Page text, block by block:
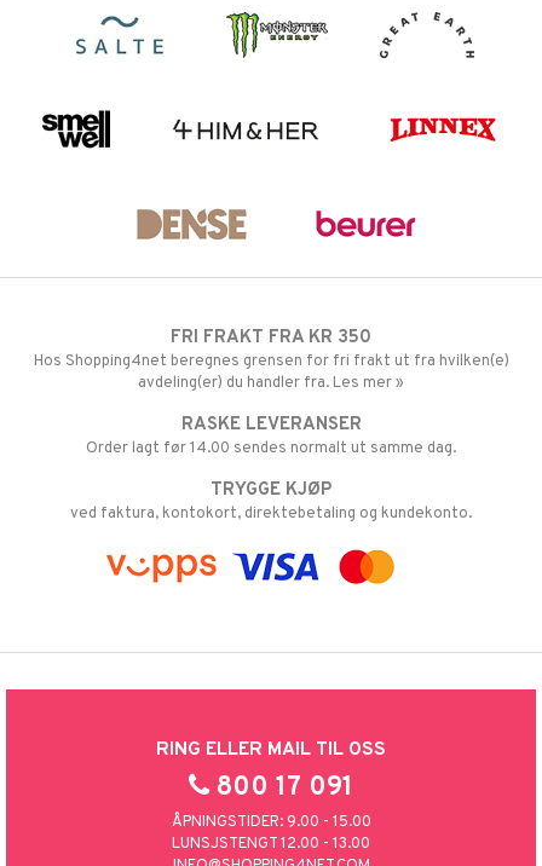
FRI FRAKT FRA KR 350
Hos Shopping4net beregnes grensen for fri frakt ut fra hvilken(e)
avdeling(er) du handler fra. Les mer »
RASKE LEVERANSER
Order lagt før 14.00 sendes normalt ut samme dag.
TRYGGE KJØP
ved faktura, kontokort, direktebetaling og kundekonto.
RING ELLER MAIL TIL OSS
800 17 091
ÅPNINGSTIDER: 9.00 - 15.00
LUNSJSTENGT 12.00 - 13.00